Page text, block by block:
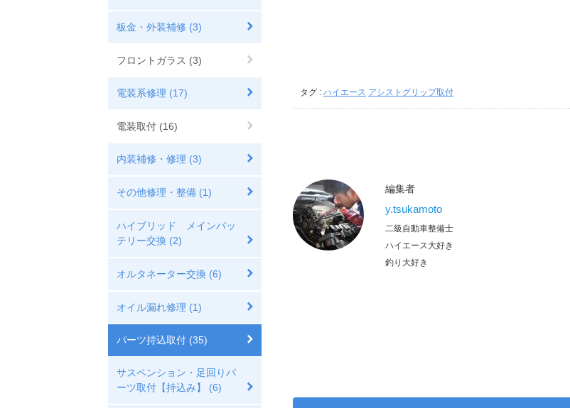
タグ : ハイエース アシストグリップ取付
編集者
y.tsukamoto
二級自動車整備士
ハイエース大好き
釣り大好き
板金・外装補修 (3)
フロントガラス (3)
電装系修理 (17)
電装取付 (16)
内装補修・修理 (3)
その他修理・整備 (1)
ハイブリッド メインバッ
テリー交換 (2)
オルタネーター交換 (6)
オイル漏れ修理 (1)
パーツ持込取付 (35)
サスペンション・足回りパ
ーツ取付【持込み】 (6)